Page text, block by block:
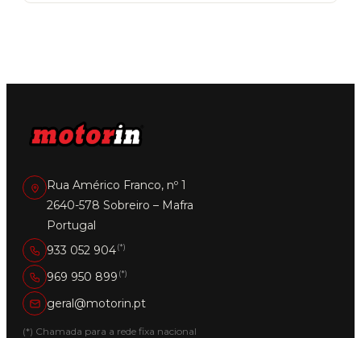
Rua Américo Franco, nº 1
2640-578 Sobreiro – Mafra
Portugal
933 052 904(*)
969 950 899 (*)
geral@motorin.pt
(*) Chamada para a rede fixa nacional